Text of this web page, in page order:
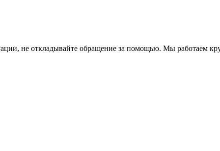
не откладывайте обращение за помощью. Мы работаем